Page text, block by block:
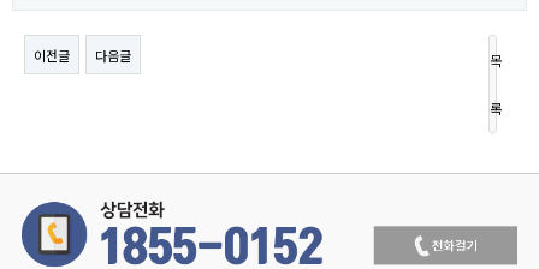
이전글 다음글 목
록